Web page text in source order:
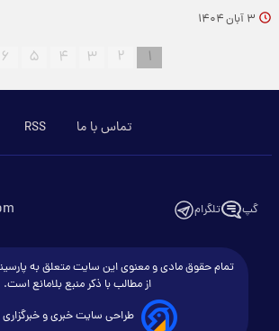
۳ آبان ۱۴۰۴
۱ ۲ ۳ ۴ ۵ ۶
تماس با ما RSS
گپ تلگرام
تمام حقوق مادی و معنوی این سایت متعلق به
از مطالب با ذکر منبع بلامانع است.
طراحی سایت خبری و